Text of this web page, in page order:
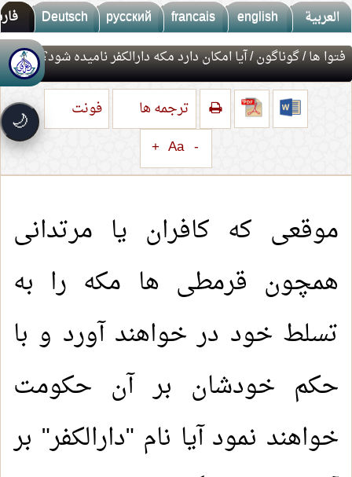
العربية english
francais
русский
Deutsch
🌙
🚀جديد الموقع!
⚡سرعة فائقة
تصميم جديد كلياً
فتوا ها/گوناگون/ آیا امکان دارد مکه دارالکفر نامیده شود؟
ترجمه ها
فونت
-
Aa
+
موقعی که کافران یا مرتدانی
همچون قرمطی ها مکه را به
تسلط خود در خواهند آورد و با
حکم خودشان بر آن حکومت
خواهند نمود آیا نام "دارالکفر" بر